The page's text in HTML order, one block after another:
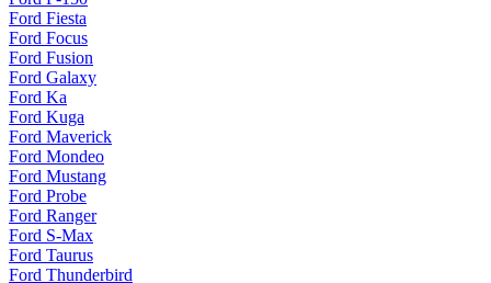
Ford Fiesta
Ford Focus
Ford Fusion
Ford Galaxy
Ford Ka
Ford Kuga
Ford Maverick
Ford Mondeo
Ford Mustang
Ford Probe
Ford Ranger
Ford S-Max
Ford Taurus
Ford Thunderbird